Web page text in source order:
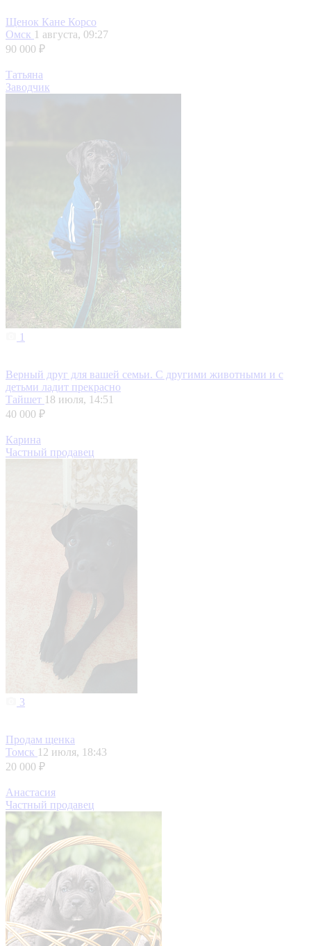
Щенок Кане Корсо
Омск 1 августа, 09:27
90 000 ₽
Татьяна
Заводчик
1
Верный друг для вашей семьи. С другими животными и с
детьми ладит прекрасно
Тайшет 18 июля, 14:51
40 000 ₽
Карина
Частный продавец
3
Продам щенка
Томск 12 июля, 18:43
20 000 ₽
Анастасия
Частный продавец